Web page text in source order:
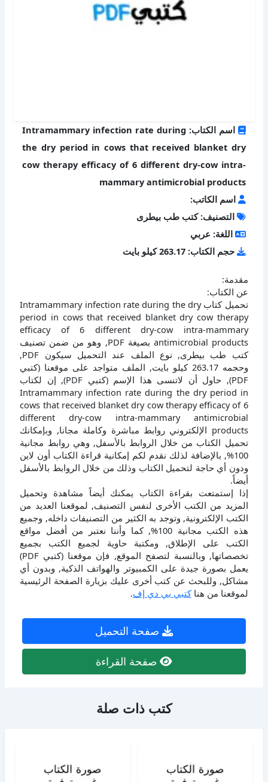
اسم الكتاب: Intramammary infection rate during
the dry period in cows that received blanket dry
cow therapy efficacy of 6 different dry-cow intra-
mammary antimicrobial products
اسم الكاتب:
التصنيف: كتب طب بيطرى
اللغة: عربي
حجم الكتاب: 263.17 كيلو بايت
مقدمة:
عن الكتاب:
تحميل كتاب Intramammary infection rate during the dry
period in cows that received blanket dry cow therapy
efficacy of 6 different dry-cow intra-mammary
antimicrobial products بصيغة PDF, وهو من ضمن تصنيف
كتب طب بيطرى, نوع الملف عند التحميل سيكون PDF,
وحجمه 263.17 كيلو بايت, الملف متواجد على موقعنا (كتبي
PDF), حاول أن لاتنسى هذا الإسم (كتبي PDF), إن لكتاب
Intramammary infection rate during the dry period in
cows that received blanket dry cow therapy efficacy of 6
different dry-cow intra-mammary antimicrobial
products الإلكتروني روابط مباشرة وكاملة مجانا, وبإمكانك
تحميل الكتاب من خلال الروابط بالأسفل, وهي روابط مجانية
100%, بالإضافة لذلك نقدم لكم إمكانية قراءة الكتاب أون لاين
ودون أي حاجة لتحميل الكتاب وذلك من خلال الروابط بالأسفل
أيضاً.
إذا إستمتعت بقراءة الكتاب يمكنك أيضاً مشاهدة وتحميل
المزيد من الكتب الأخرى لنفس التصنيف, لموقعنا العديد من
الكتب الإلكترونية, وتوجد به الكثير من التصنيفات داخله, وجميع
هذه الكتب مجانية 100%, كما وأننا نعتبر من أفضل مواقع
الكتب على الإطلاق, ومكتبة حاوية لجميع الكتب بجميع
تخصصاتها, وبالنسبة لتصفح الموقع, فإن موقعنا (كتبي PDF)
يعمل بصورة جيدة على الكمبيوتر والهواتف الذكية, وبدون أي
مشاكل, وللبحث عن كتب أخرى عليك بزيارة الصفحة الرئيسية
لموقعنا من هناكتبي بي دي إف.
صفحة التحميل
صفحة القراءة
كتب ذات صلة